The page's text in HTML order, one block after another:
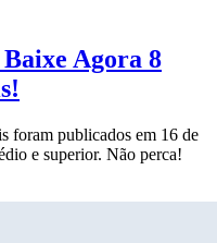
Agora 8
foram publicados em 16 de
e superior. Não perca!